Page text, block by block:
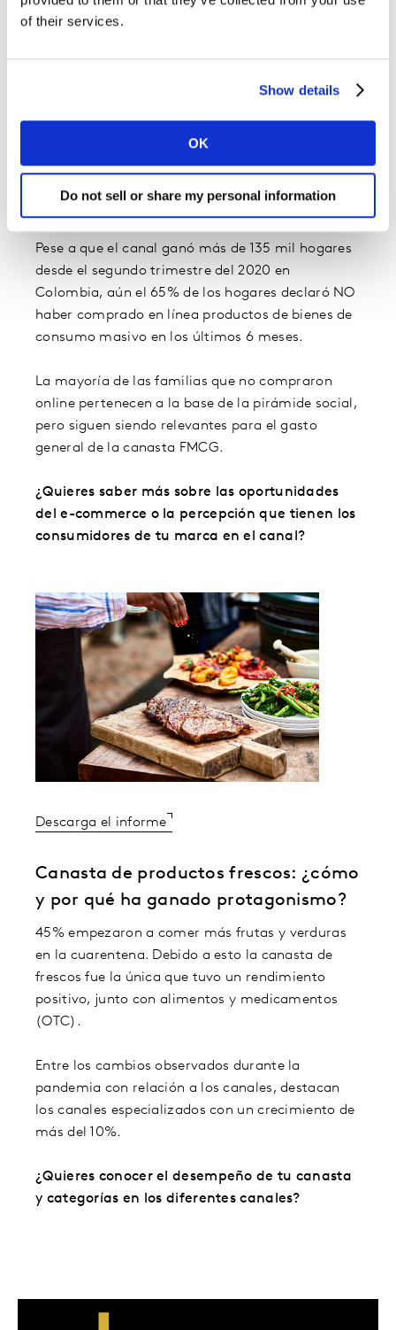
of their services.
Show details
OK
Do not sell or share my personal information
Oportunidades para el
e-commerce
Pese a que el canal ganó más de 135 mil hogares
desde el segundo trimestre del 2020 en
Colombia, aún el 65% de los hogares declaró NO
haber comprado en línea productos de bienes de
consumo masivo en los últimos 6 meses.
La mayoría de las familias que no compraron
online pertenecen a la base de la pirámide social,
pero siguen siendo relevantes para el gasto
general de la canasta FMCG.
¿Quieres saber más sobre las oportunidades
del e-commerce o la percepción que tienen los
consumidores de tu marca en el canal?
Descarga el informe
Canasta de productos frescos: ¿cómo
y por qué ha ganado protagonismo?
45% empezaron a comer más frutas y verduras
en la cuarentena. Debido a esto la canasta de
frescos fue la única que tuvo un rendimiento
positivo, junto con alimentos y medicamentos
(OTC).
Entre los cambios observados durante la
pandemia con relación a los canales, destacan
los canales especializados con un crecimiento de
más del 10%.
¿Quieres conocer el desempeño de tu canasta
y categorías en los diferentes canales?